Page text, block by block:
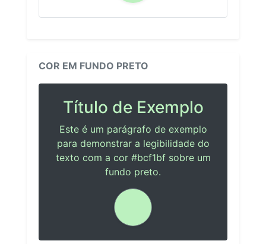
COR EM FUNDO PRETO
Título de Exemplo
Este é um parágrafo de exemplo
para demonstrar a legibilidade do
texto com a cor #bcf1bf sobre um
fundo preto.